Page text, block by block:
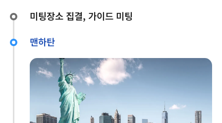
미팅장소 집결, 가이드 미팅
맨하탄